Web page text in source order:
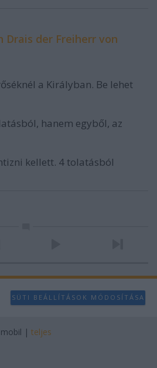
Drais der Freiherr von
a Királyban. Be lehet
hanem egyből, az
kellett. 4 tolatásból
SÜTI BEÁLLÍTÁSOK MÓDOSÍTÁSA
mobil | teljes